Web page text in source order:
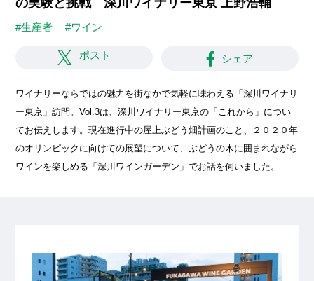
の実験と挑戦 深川ワイナリー東京 上野浩輔
#生産者 #ワイン
ポスト シェア
ワイナリーならではの魅力を街なかで気軽に味わえる「深川ワイナリ
ー東京」訪問。Vol.3は、深川ワイナリー東京の「これから」につい
てお伝えします。現在進行中の屋上ぶどう畑計画のこと、２０２０年
のオリンピックに向けての展望について、ぶどうの木に囲まれながら
ワインを楽しめる「深川ワインガーデン」でお話を伺いました。